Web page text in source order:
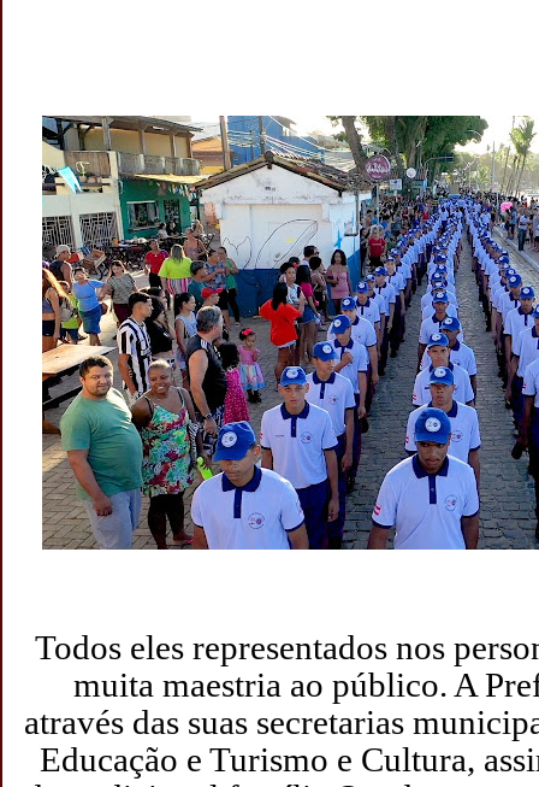
Todos eles representados nos
muita maestria ao público. A
através das suas secretarias
Educação e Turismo e Cultura,